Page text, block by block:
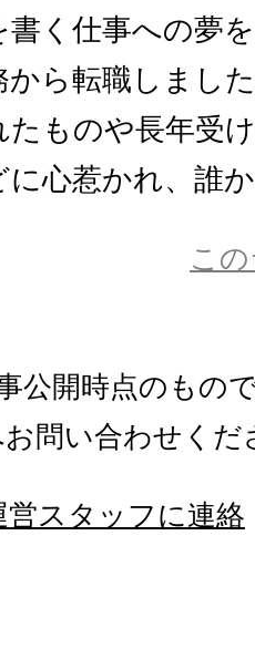
書く仕事への夢
から転職しまし
たものや長年受
に心惹かれ、誰
こ
公開時点のもの
問い合わせくだ
スタッフに連絡